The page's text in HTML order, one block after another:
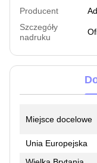
Producent
Szczegóły
nadruku
Miejsce docelowe
Unia Europejska